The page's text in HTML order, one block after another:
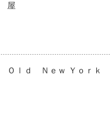
屋
Ｏｌｄ Ｎｅｗ Ｙｏｒｋ